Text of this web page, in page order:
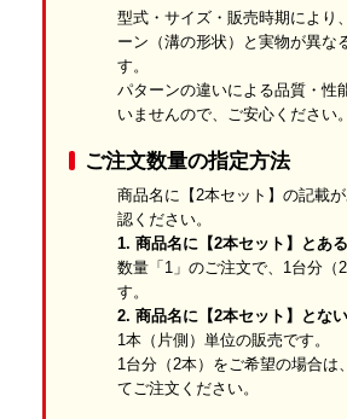
型式・サイズ・販売時期により
ーン（溝の形状）と実物が異な
す。
パターンの違いによる品質・性
いませんので、ご安心ください。
ご注文数量の指定方法
商品名に【2本セット】の記載
認ください。
1. 商品名に【2本セット】とあ
数量「1」のご注文で、1台分（
す。
2. 商品名に【2本セット】とな
1本（片側）単位の販売です。
1台分（2本）をご希望の場合は
てご注文ください。